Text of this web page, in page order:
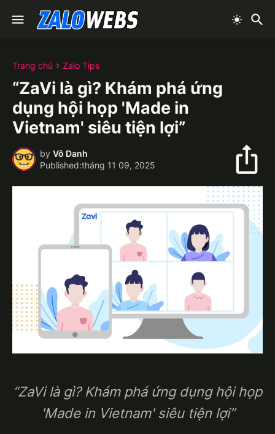
Trang chủ Zalo Tips
“ZaVi là gì? Khám phá ứng
dụng hội họp 'Made in
Vietnam' siêu tiện lợi”
by Vô Danh
tháng 11 09, 2025
“ZaVi là gì? Khám phá ứng dụng hội họp
'Made in Vietnam' siêu tiện lợi”